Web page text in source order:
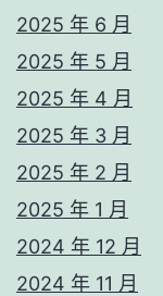
2025 年 6 月
2025 年 5 月
2025 年 4 月
2025 年 3 月
2025 年 2 月
2025 年 1 月
2024 年 12 月
2024 年 11 月